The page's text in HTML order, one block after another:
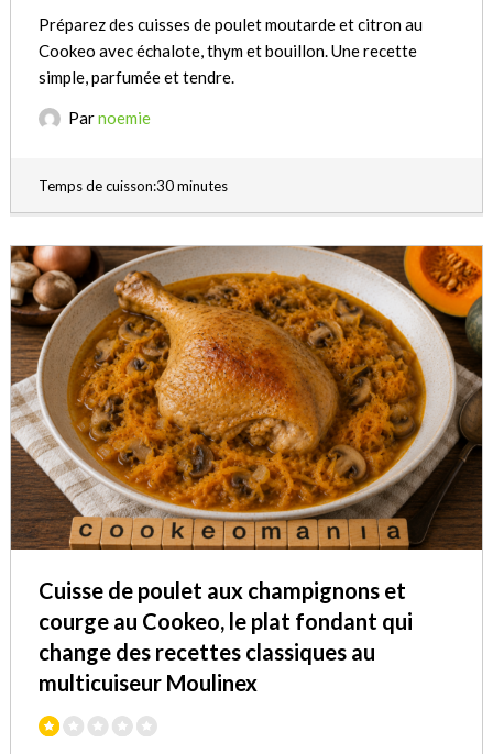
Préparez des cuisses de poulet moutarde et citron au
Cookeo avec échalote, thym et bouillon. Une recette
simple, parfumée et tendre.
Parnoemie
Temps de cuisson:30 minutes
Cuisse de poulet aux champignons et
courge au Cookeo, le plat fondant qui
change des recettes classiques au
multicuiseur Moulinex